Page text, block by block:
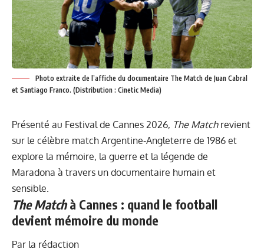
Photo extraite de l’affiche du documentaire The Match de Juan Cabral
et Santiago Franco. (Distribution : Cinetic Media)
Présenté au Festival de Cannes 2026, The Matchrevient
sur le célèbre match Argentine-Angleterre de 1986 et
explore la mémoire, la guerre et la légende de
Maradona à travers un documentaire humain et
sensible.
The Matchà Cannes : quand le football
devient mémoire du monde
Par la rédaction